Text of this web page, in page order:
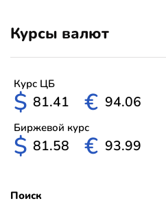
Курсы валют
Курс ЦБ
$ 81.41 € 94.06
Биржевой курс
$ 81.58 € 93.99
Поиск